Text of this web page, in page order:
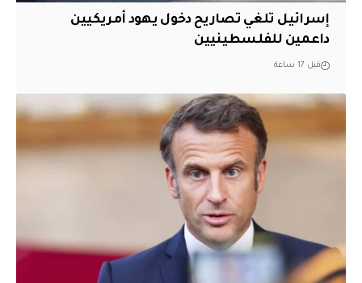
إسرائيل تلغي تصاريح دخول يهود أمريكيين
داعمين للفلسطينيين
قبل 17 ساعة